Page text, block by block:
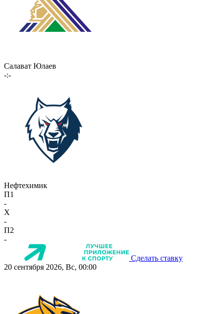
Салават Юлаев
-:-
Нефтехимик
П1
-
X
-
П2
-
Сделать ставку
20 сентября 2026, Вс, 00:00